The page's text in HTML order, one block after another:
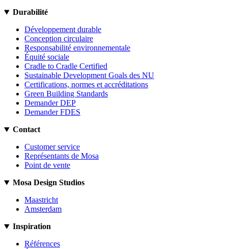
Durabilité
Développement durable
Conception circulaire
Responsabilité environnementale
Équité sociale
Cradle to Cradle Certified
Sustainable Development Goals des NU
Certifications, normes et accréditations
Green Building Standards
Demander DEP
Demander FDES
Contact
Customer service
Représentants de Mosa
Point de vente
Mosa Design Studios
Maastricht
Amsterdam
Inspiration
Références